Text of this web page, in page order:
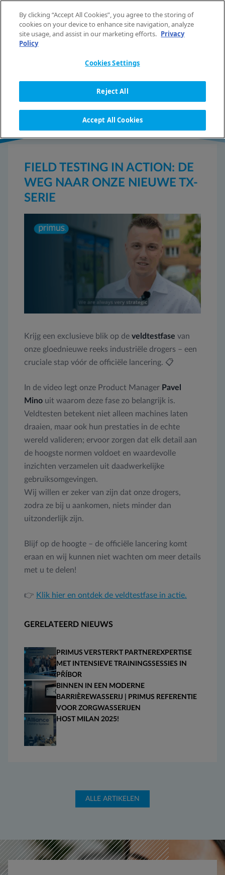
NL
NIEUWS
FIELD TESTING IN ACTION: DE
WEG NAAR ONZE NIEUWE TX-
SERIE
Krijg een exclusieve blik op de veldtestfase van
onze gloednieuwe reeks industriële drogers – een
cruciale stap vóór de officiële lancering. 📋
In de video legt onze Product Manager Pavel
Mino uit waarom deze fase zo belangrijk is.
Veldtesten betekent niet alleen machines laten
draaien, maar ook hun prestaties in de echte
wereld valideren; ervoor zorgen dat elk detail aan
de hoogste normen voldoet en waardevolle
inzichten verzamelen uit daadwerkelijke
gebruiksomgevingen.
Wij willen er zeker van zijn dat onze drogers,
zodra ze bij u aankomen, niets minder dan
uitzonderlijk zijn.
Blijf op de hoogte – de officiële lancering komt
eraan en wij kunnen niet wachten om meer details
met u te delen!
👉 Klik hier en ontdek de veldtestfase in actie.
GERELATEERD NIEUWS
PRIMUS VERSTERKT PARTNEREXPERTISE
MET INTENSIEVE TRAININGSSESSIES IN
PŘÍBOR
BINNEN IN EEN MODERNE
BARRIÈREWASSERIJ | PRIMUS REFERENTIE
VOOR ZORGWASSERIJEN
HOST MILAN 2025!
ALLE ARTIKELEN
By clicking “Accept All Cookies”, you agree to the storing of
cookies on your device to enhance site navigation, analyze
site usage, and assist in our marketing efforts. Privacy
Policy
Cookies Settings
Reject All
Accept All Cookies